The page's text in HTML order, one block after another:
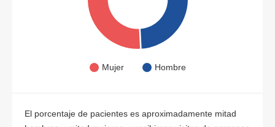
Mujer Hombre
El porcentaje de pacientes es aproximadamente mitad